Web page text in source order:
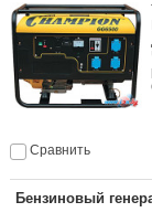
Сравнить
Бензиновый